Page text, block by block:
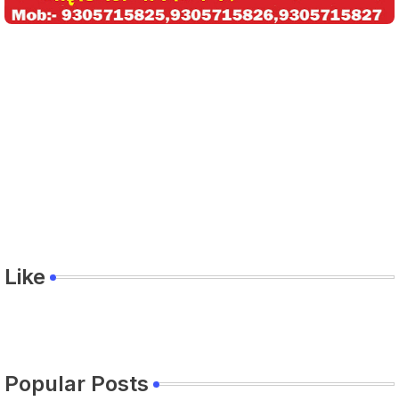
Like
Popular Posts